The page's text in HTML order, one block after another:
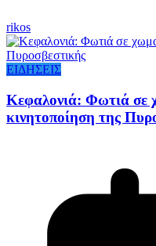
rikos
ΕΙΔΗΣΕΙΣ
Κεφαλονιά: Φωτιά σε
κινητοποίηση της